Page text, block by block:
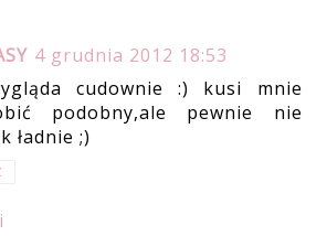
4 grudnia 2012 18:53
cudownie :) kusi mnie
podobny,ale pewnie nie
ładnie ;)